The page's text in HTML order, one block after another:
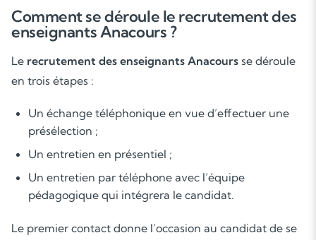
Comment se déroule le recrutement des
enseignants Anacours ?
Le recrutement des enseignants Anacours se déroule
en trois étapes :
Un échange téléphonique en vue d’effectuer une
présélection ;
Un entretien en présentiel ;
Un entretien par téléphone avec l’équipe
pédagogique qui intégrera le candidat.
Le premier contact donne l’occasion au candidat de se
Cours de musique
Les deux